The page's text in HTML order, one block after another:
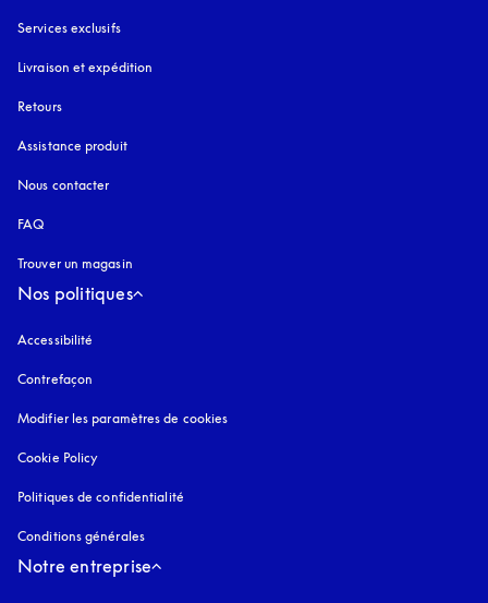
Services exclusifs
Livraison et expédition
Retours
Assistance produit
Nous contacter
FAQ
Trouver un magasin
Nos politiques
Accessibilité
Contrefaçon
Modifier les paramètres de cookies
Cookie Policy
Politiques de confidentialité
Conditions générales
Notre entreprise